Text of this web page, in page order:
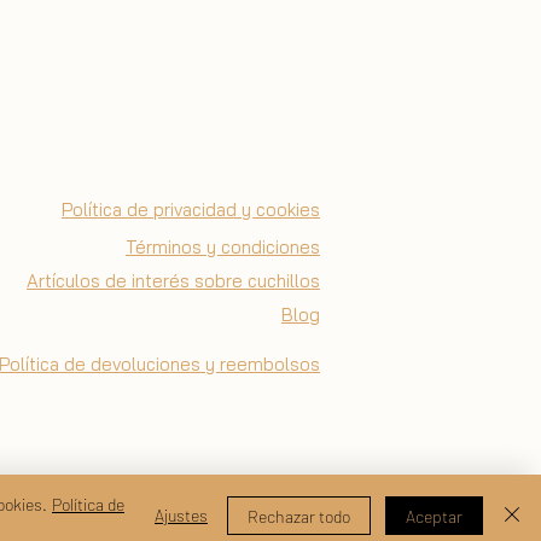
Política de privacidad y cookies
Términos y condiciones
Artículos de interés sobre cuchillos
Blog
Política de devoluciones y reembolsos
Política de
Ajustes Rechazar todo Aceptar